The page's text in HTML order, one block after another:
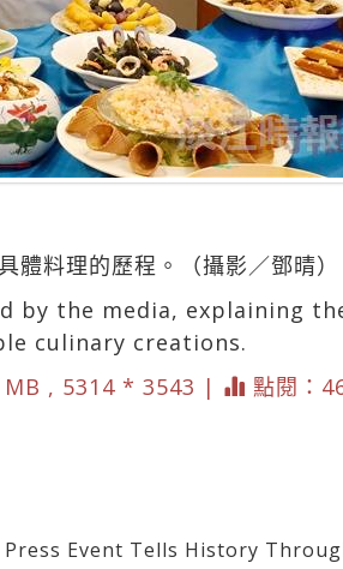
料理的歷程。（攝影／鄧晴）
by the media, explaining
culinary creations.
MB , 5314 * 3543 |
點閱：
Press Event Tells History